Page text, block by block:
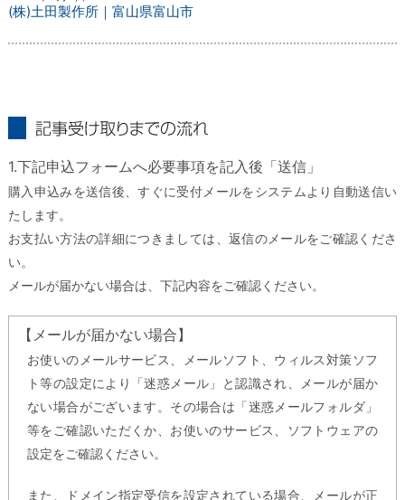
(株)土田製作所｜富山県富山市
1.下記申込フォームへ必要事項を記入後「送信」
購入申込みを送信後、すぐに受付メールをシステムより自動送信い
たします。
お支払い方法の詳細につきましては、返信のメールをご確認くださ
い。
メールが届かない場合は、下記内容をご確認ください。
【メールが届かない場合】
お使いのメールサービス、メールソフト、ウィルス対策ソフ
ト等の設定により「迷惑メール」と認識され、メールが届か
ない場合がございます。その場合は「迷惑メールフォルダ」
等をご確認いただくか、お使いのサービス、ソフトウェアの
設定をご確認ください。
また、ドメイン指定受信を設定されている場合、メールが正